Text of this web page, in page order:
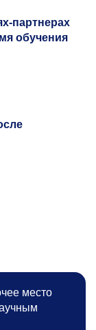
партнерах
обучения
место